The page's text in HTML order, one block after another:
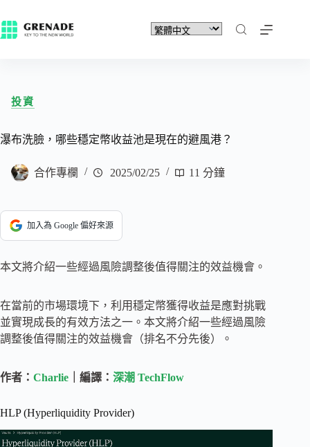
投資
瀑布洗臉，哪些穩定幣收益池是現在的避風港？
合作專欄 2025/02/25 11 分鐘
加入為 Google 偏好來源
本文將介紹一些經過風險調整後值得關注的效益機會。
在當前的市場環境下，利用穩定幣獲得收益是應對挑戰
並實現成長的有效方法之一。本文將介紹一些經過風險
調整後值得關注的效益機會（排名不分先後）。
作者： Charlie ｜編譯： 深潮 TechFlow
HLP (Hyperliquidity Provider)